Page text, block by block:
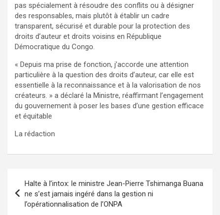
pas spécialement à résoudre des conflits ou à désigner
des responsables, mais plutôt à établir un cadre
transparent, sécurisé et durable pour la protection des
droits d’auteur et droits voisins en République
Démocratique du Congo.
« Depuis ma prise de fonction, j’accorde une attention
particulière à la question des droits d’auteur, car elle est
essentielle à la reconnaissance et à la valorisation de nos
créateurs. » a déclaré la Ministre, réaffirmant l’engagement
du gouvernement à poser les bases d’une gestion efficace
et équitable
La rédaction
de
l’article
Halte à l’intox: le ministre Jean-Pierre Tshimanga Buana
ne s’est jamais ingéré dans la gestion ni
l’opérationnalisation de l’ONPA